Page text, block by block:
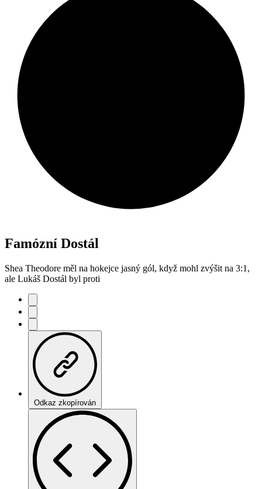
Famózní Dostál
Shea Theodore měl na hokejce jasný gól, když mohl zvýšit na 3:1,
ale Lukáš Dostál byl proti
Odkaz zkopírován